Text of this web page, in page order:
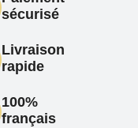
sécurisé
Livraison
rapide
100%
français